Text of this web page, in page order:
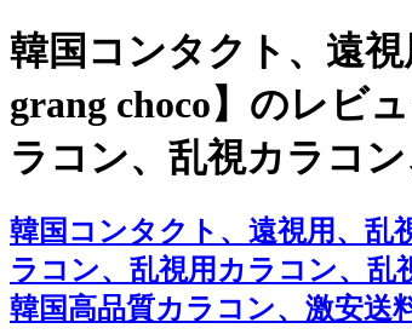
韓国コンタクト、遠
grang choco】のレビ
ラコン、乱視カラコ
韓国コンタクト、遠視用、乱
ラコン、乱視用カラコン、乱
韓国高品質カラコン、激安送